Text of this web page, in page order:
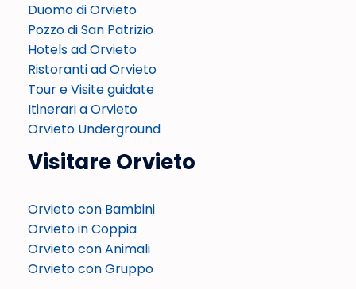
Duomo di Orvieto
Pozzo di San Patrizio
Hotels ad Orvieto
Ristoranti ad Orvieto
Tour e Visite guidate
Itinerari a Orvieto
Orvieto Underground
Visitare Orvieto
Orvieto con Bambini
Orvieto in Coppia
Orvieto con Animali
Orvieto con Gruppo